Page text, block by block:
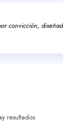
convicción,
resultados